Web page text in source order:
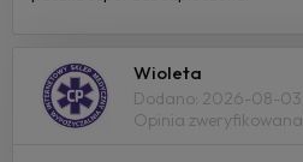
Wioleta
Dodano: 2026-08-03
Opinia zweryfikowana